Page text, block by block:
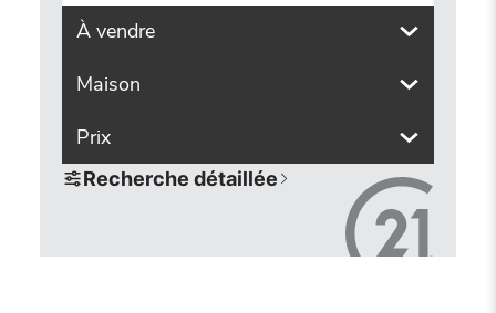
À vendre
Maison
Prix
Recherche détaillée